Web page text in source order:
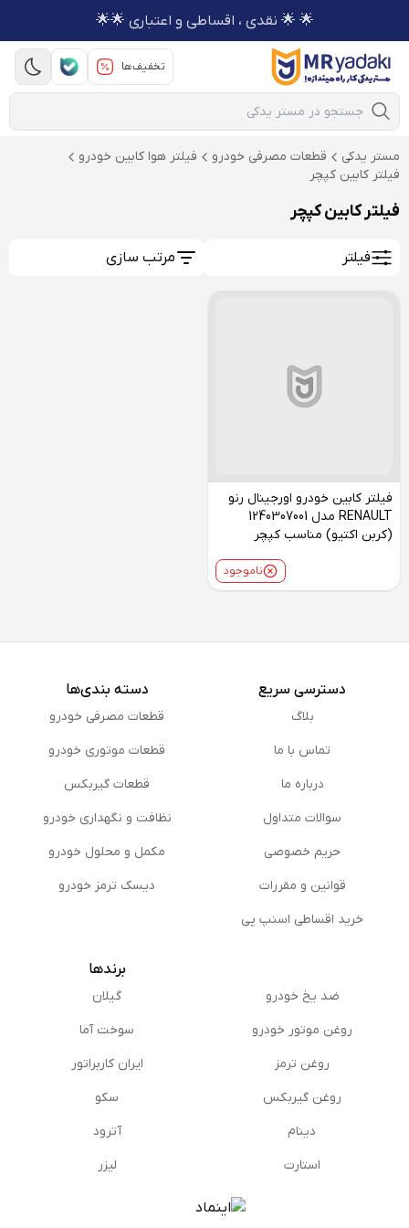
🌟 🌟 نقدی ، اقساطی و اعتباری 🌟🌟
تخفیف‌ها
Mobile Search
مستر یدکی قطعات مصرفی خودرو
فیلتر هوا کابین خودرو
فیلتر کابین کپچر
فیلتر کابین کپچر
فیلتر مرتب سازی
فیلتر کابین خودرو اورجینال رنو
RENAULT مدل 1240307001
(کربن اکتیو) مناسب کپچر
ناموجود
دسترسی سریع
بلاگ
تماس با ما
درباره ما
سوالات متداول
حریم خصوصی
قوانین و مقررات
خرید اقساطی اسنپ پی
دسته بندی‌ها
قطعات مصرفی خودرو
قطعات موتوری خودرو
قطعات گیربکس
نظافت و نگهداری خودرو
مكمل و محلول خودرو
دیسک ترمز خودرو
ضد یخ خودرو
روغن موتور خودرو
روغن ترمز
روغن گیربكس
دینام
استارت
برندها
گیلان
سوخت آما
ایران کاربراتور
سکو
آترود
لیزر